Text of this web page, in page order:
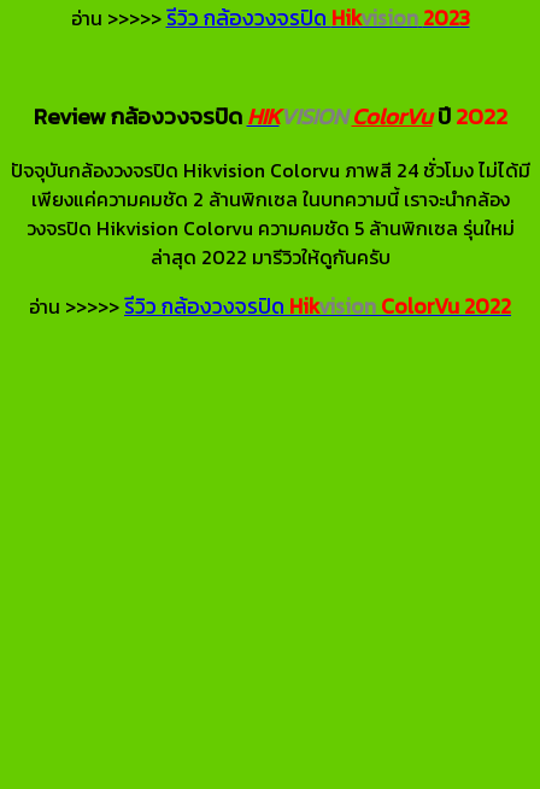
อ่าน >>>>>รีวิว กล้องวงจรปิด Hikvision 2023
Review กล้องวงจรปิดHIKVISIONColorVuปี2022
ปัจจุบันกล้องวงจรปิด Hikvision Colorvu ภาพสี 24 ชั่วโมง ไม่ได้มี
เพียงแค่ความคมชัด 2 ล้านพิกเซล ในบทความนี้ เราจะนำกล้อง
วงจรปิด Hikvision Colorvu ความคมชัด 5 ล้านพิกเซล รุ่นใหม่
ล่าสุด 2022 มารีวิวให้ดูกันครับ
อ่าน >>>>>รีวิว กล้องวงจรปิด HikvisionColorVu2022